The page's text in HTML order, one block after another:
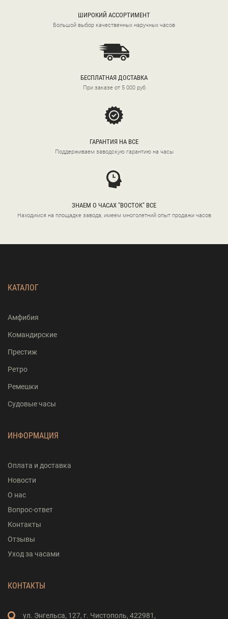
ШИРОКИЙ АССОРТИМЕНТ
Большой выбор качественных наручных часов
БЕСПЛАТНАЯ ДОСТАВКА
При заказе от 5 000 руб
ГАРАНТИЯ НА ВСЕ
Поддерживаем заводскую гарантию на часы
ЗНАЕМ О ЧАСАХ "ВОСТОК" ВСЕ
Находимся на площадке завода, имеем многолетний опыт продажи часов
КАТАЛОГ
Амфибия
Командирские
Престиж
Ретро
Ремешки
Судовые часы
ИНФОРМАЦИЯ
Оплата и доставка
Новости
О нас
Вопрос-ответ
Контакты
Отзывы
Уход за часами
КОНТАКТЫ
ул. Энгельса, 127, г. Чистополь, 422981,